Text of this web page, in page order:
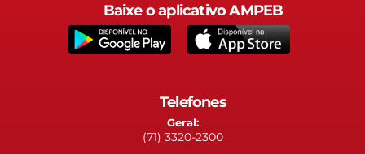
Baixe o aplicativo AMPEB
Telefones
Geral:
(71) 3320-2300